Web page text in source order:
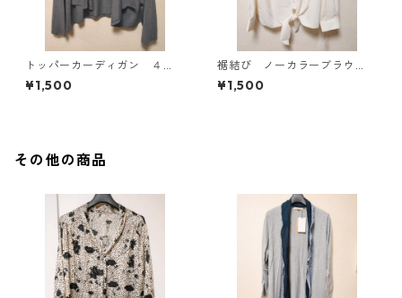
トッパーカーディガン ４
Ｌ グレー KAE-4814
¥1,500
裾結び ノーカラーブラウ
ス ３Ｌ アイボリー KAE-
4813
¥1,500
その他の商品